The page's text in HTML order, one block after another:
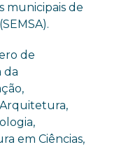
municipais de
de
da
Arquitetura,
em Ciências,